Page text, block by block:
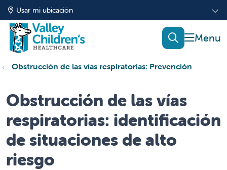
Usar mi ubicación
mostrar
buscar
Obstrucción de las vías respiratorias: Prevención
Obstrucción de las vías
respiratorias: identificación
de situaciones de alto
riesgo